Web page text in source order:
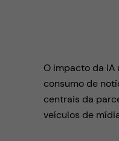
O impacto da
consumo de
centrais da
veículos de